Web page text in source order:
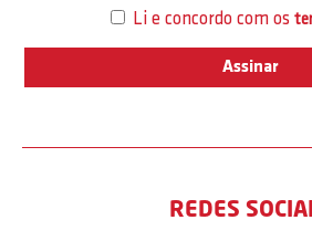
Li e concordo com os
REDES